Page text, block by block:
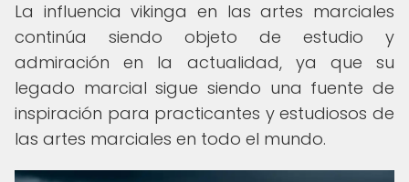
La influencia vikinga en las artes marciales
continúa siendo objeto de estudio y
admiración en la actualidad, ya que su
legado marcial sigue siendo una fuente de
inspiración para practicantes y estudiosos de
las artes marciales en todo el mundo.